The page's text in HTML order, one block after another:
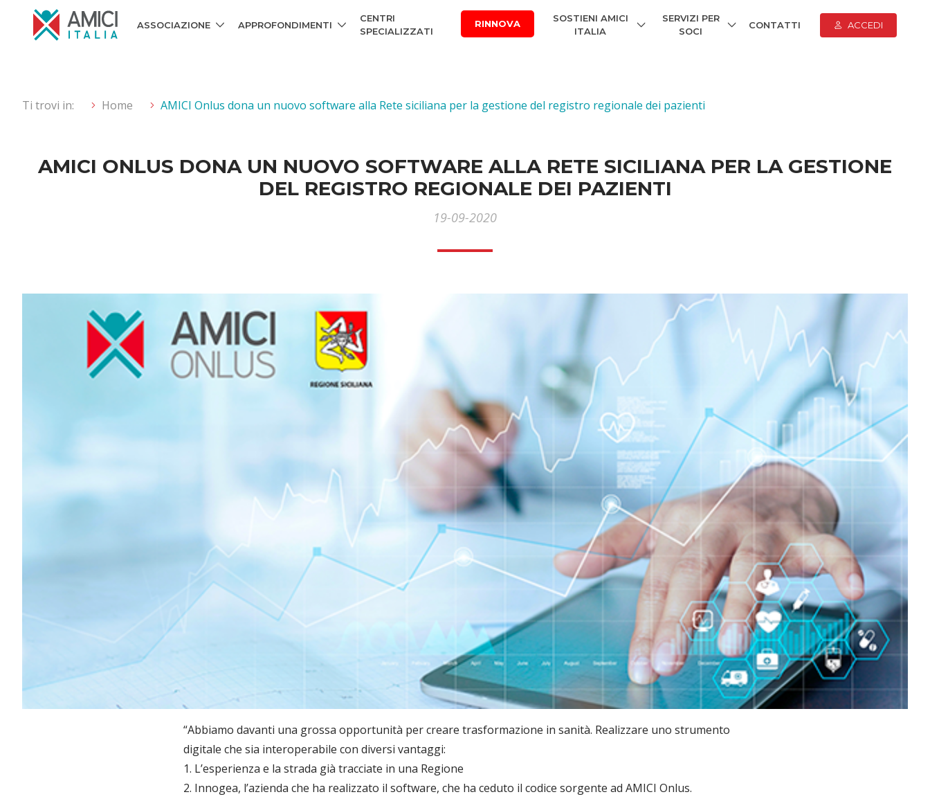
ASSOCIAZIONE APPROFONDIMENTI
CENTRI
SPECIALIZZATI
RINNOVA
SOSTIENI AMICI
ITALIA
SERVIZI PER
SOCI
CONTATTI ACCEDI
Ti trovi in: Home AMICI Onlus dona un nuovo software alla Rete siciliana per la gestione del registro regionale dei pazienti
AMICI ONLUS DONA UN NUOVO SOFTWARE ALLA RETE SICILIANA PER LA GESTIONE
DEL REGISTRO REGIONALE DEI PAZIENTI
19-09-2020
“Abbiamo davanti una grossa opportunità per creare trasformazione in sanità. Realizzare uno strumento
digitale che sia interoperabile con diversi vantaggi:
1. L’esperienza e la strada già tracciate in una Regione
2. Innogea, l’azienda che ha realizzato il software, che ha ceduto il codice sorgente ad AMICI Onlus.